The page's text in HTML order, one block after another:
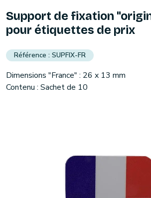
Support de fixation
pour étiquettes de prix
SUPFIX-FR
Dimensions "France" : 26 x 13 mm
Contenu : Sachet de 10